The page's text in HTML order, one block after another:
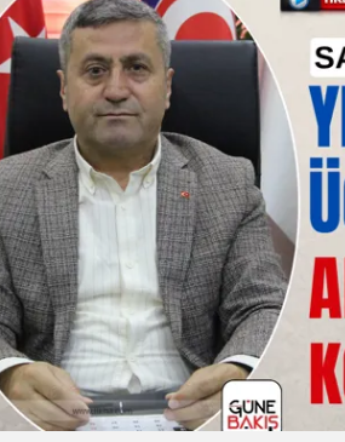
Zamlı maaşlar yatmaya başladı